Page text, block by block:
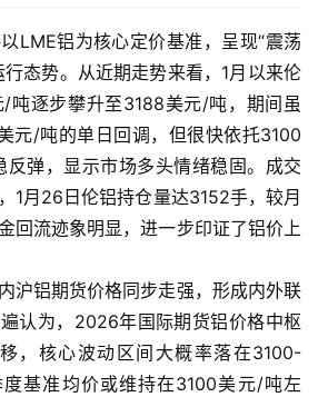
LME铝为核心定价基准，呈现“震荡
态势。从近期走势来看，1月以来伦
吨逐步攀升至3188美元/吨，期间虽
元/吨的单日回调，但很快依托3100
弹，显示市场多头情绪稳固。成交
1月26日伦铝持仓量达3152手，较月
回流迹象明显，进一步印证了铝价上
沪铝期货价格同步走强，形成内外联
认为，2026年国际期货铝价格中枢
，核心波动区间大概率落在3100-
基准均价或维持在3100美元/吨左